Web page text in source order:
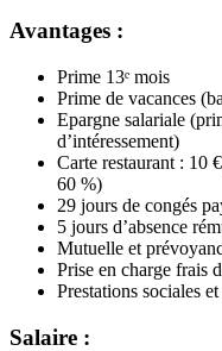
Avantages :
Prime 13ᵉ mois
Prime de vacances
Epargne salariale
d’intéressement)
Carte restaurant : 10
60 %)
29 jours de congés
5 jours d’absence
Mutuelle et
Prise en charge frais
Prestations sociales
Salaire :